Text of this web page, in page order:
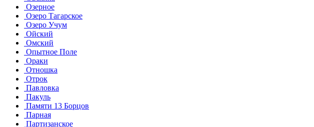
Озерное
Озеро Тагарское
Озеро Учум
Ойский
Омский
Опытное Поле
Ораки
Отношка
Отрок
Павловка
Пакуль
Памяти 13 Борцов
Парная
Партизанское